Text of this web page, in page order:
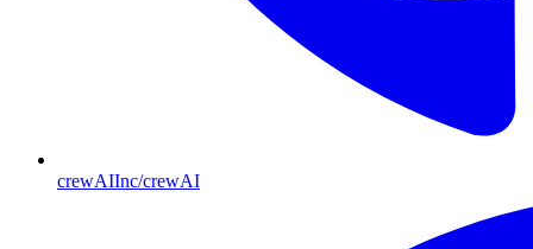
crewAIInc/crewAI